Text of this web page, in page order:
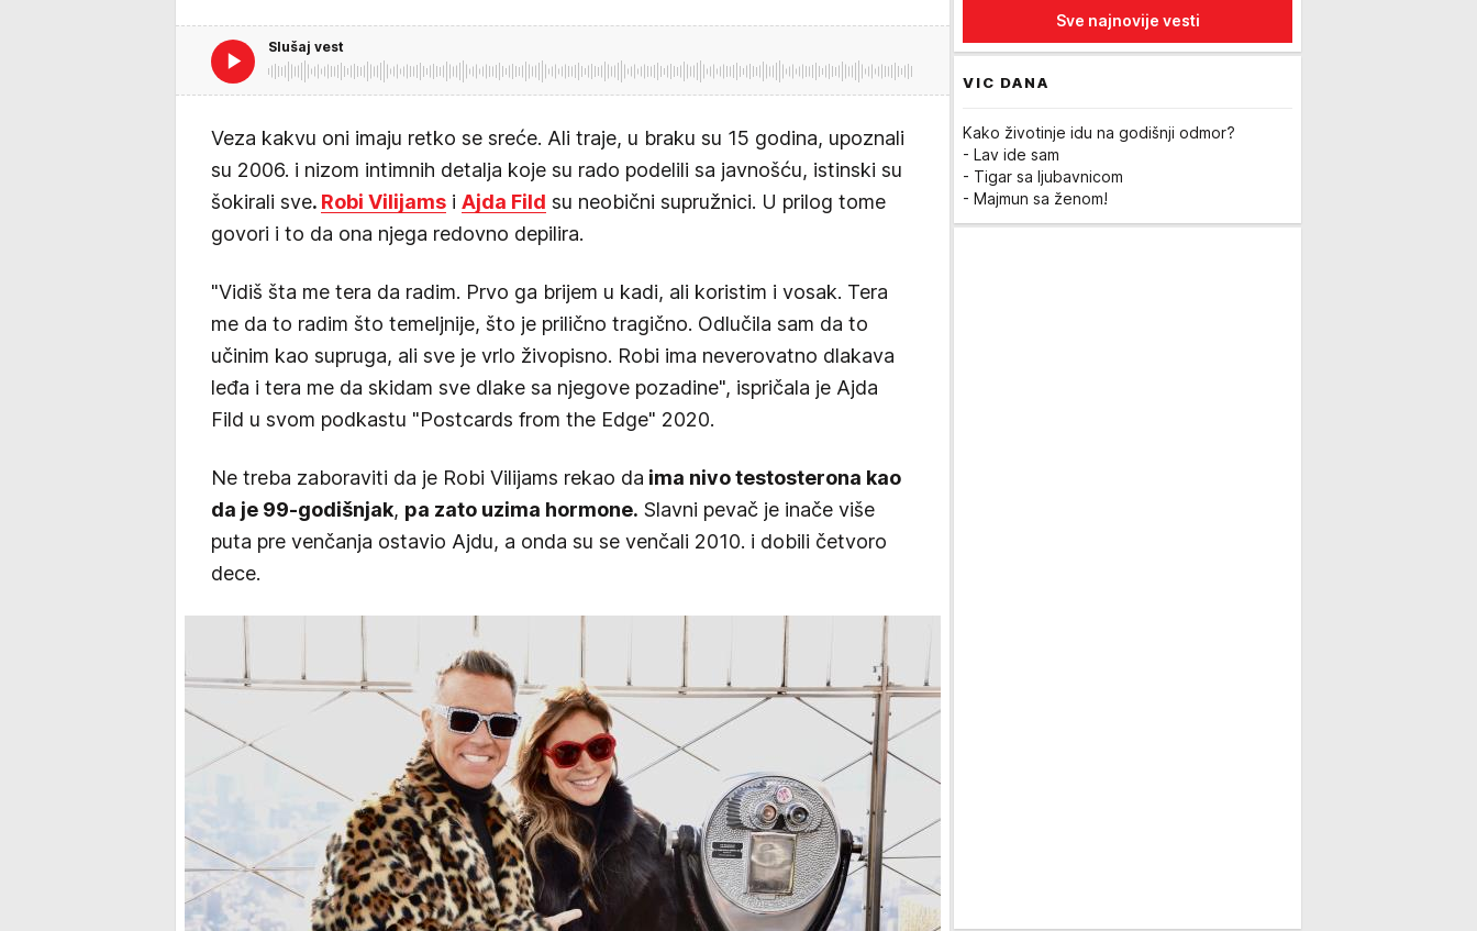
Slušaj vest
Veza kakvu oni imaju retko se sreće. Ali traje, u braku su 15 godina, upoznali
su 2006. i nizom intimnih detalja koje su rado podelili sa javnošću, istinski su
šokirali sve. Robi Vilijams i Ajda Fild su neobični supružnici. U prilog tome
govori i to da ona njega redovno depilira.
"Vidiš šta me tera da radim. Prvo ga brijem u kadi, ali koristim i vosak. Tera
me da to radim što temeljnije, što je prilično tragično. Odlučila sam da to
učinim kao supruga, ali sve je vrlo živopisno. Robi ima neverovatno dlakava
leđa i tera me da skidam sve dlake sa njegove pozadine", ispričala je Ajda
Fild u svom podkastu "Postcards from the Edge" 2020.
Ne treba zaboraviti da je Robi Vilijams rekao da ima nivo testosterona kao
da je 99-godišnjak, pa zato uzima hormone. Slavni pevač je inače više
puta pre venčanja ostavio Ajdu, a onda su se venčali 2010. i dobili četvoro
dece.
Sve najnovije vesti
VIC DANA
Kako životinje idu na godišnji odmor?
- Lav ide sam
- Tigar sa ljubavnicom
- Majmun sa ženom!